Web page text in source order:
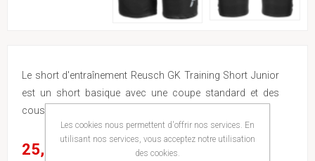
Le short d'entraînement Reusch GK Training Short Junior
est un short basique avec une coupe standard et des
coussinets de hanche ergonomiques.
25,00€
Les cookies nous permettent d'offrir nos services. En
utilisant nos services, vous acceptez notre utilisation
des cookies.